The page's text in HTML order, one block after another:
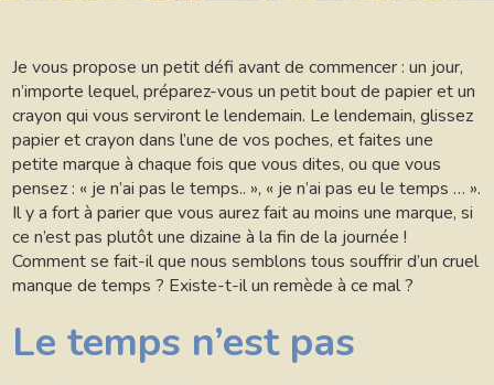
Je vous propose un petit défi avant de commencer : un jour,
n’importe lequel, préparez-vous un petit bout de papier et un
crayon qui vous serviront le lendemain. Le lendemain, glissez
papier et crayon dans l’une de vos poches, et faites une
petite marque à chaque fois que vous dites, ou que vous
pensez : « je n’ai pas le temps.. », « je n’ai pas eu le temps … ».
Il y a fort à parier que vous aurez fait au moins une marque, si
ce n’est pas plutôt une dizaine à la fin de la journée !
Comment se fait-il que nous semblons tous souffrir d’un cruel
manque de temps ? Existe-t-il un remède à ce mal ?
Le temps n’est pas